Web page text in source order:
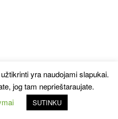
yra naudojami slapukai.
jog tam neprieštaraujate.
SUTINKU